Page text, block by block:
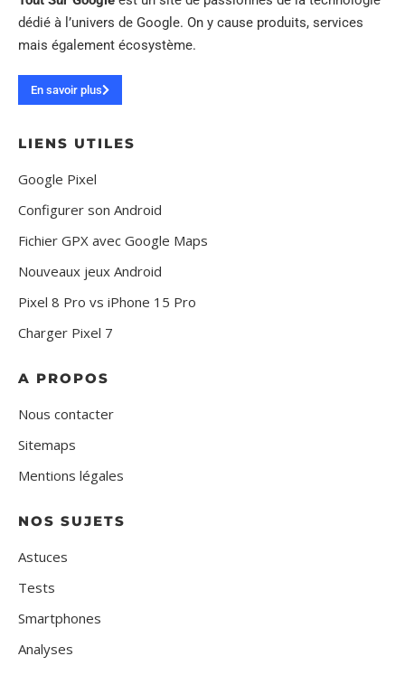
dédié à l’univers de Google. On y cause produits, services
mais également écosystème.
En savoir plus
LIENS UTILES
Google Pixel
Configurer son Android
Fichier GPX avec Google Maps
Nouveaux jeux Android
Pixel 8 Pro vs iPhone 15 Pro
Charger Pixel 7
A PROPOS
Nous contacter
Sitemaps
Mentions légales
NOS SUJETS
Astuces
Tests
Smartphones
Analyses